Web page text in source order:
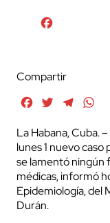
Compartir
FacebookTwitter
La Habana, Cuba.
lunes 1 nuevo caso
se lamentó ningún
médicas, informó
Epidemiología, del
Durán.